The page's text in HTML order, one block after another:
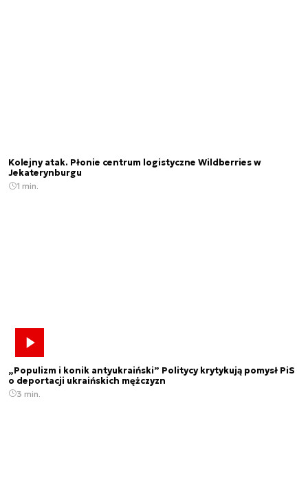
Kolejny atak. Płonie centrum logistyczne Wildberries w
Jekaterynburgu
1 min.
„Populizm i konik antyukraiński” Politycy krytykują pomysł PiS
o deportacji ukraińskich mężczyzn
3 min.